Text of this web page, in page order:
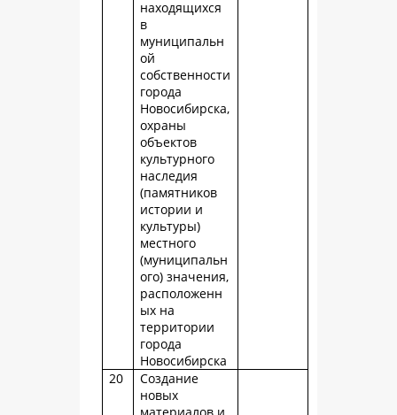
находящихся
в
муниципальн
ой
собственности
города
Новосибирска,
охраны
объектов
культурного
наследия
(памятников
истории и
культуры)
местного
(муниципальн
ого) значения,
расположенн
ых на
территории
города
Новосибирска
20
Создание
новых